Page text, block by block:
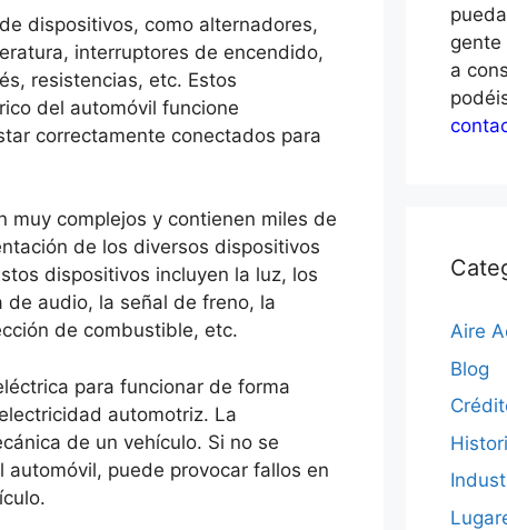
dispositivos, como alternadores,
interruptores de encendido,
resistencias, etc. Estos
del automóvil funcione
correctamente conectados para
muy complejos y contienen miles de
de los diversos dispositivos
dispositivos incluyen la luz, los
audio, la señal de freno, la
de combustible, etc.
para funcionar de forma
automotriz. La
de un vehículo. Si no se
puede provocar fallos en
gente
a
Aire
Blog